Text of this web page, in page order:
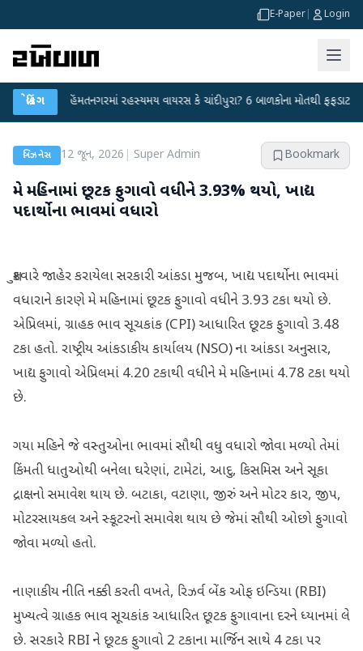
E-Paper Login
બ્રેકિંગ
હિંમતનગરમાં રહસ્યમય વાયરસ કે ચાંદીપુરા? 6 બાળકોના મોતથી ફફડાટ ●
બિઝનેસ 12 જૂન, 2026 Super Admin Bookmark
મે મહિનામાં છૂટક ફુગાવો વધીને 3.93% થયો, ખાદ્ય
પદાર્થોના ભાવમાં વધારો
શુક્રવારે જાહેર કરાયેલા સરકારી આંકડા મુજબ, ખાદ્ય પદાર્થોના ભાવમાં
વધારાને કારણે મે મહિનામાં છૂટક ફુગાવો વધીને 3.93 ટકા થયો છે.
એપ્રિલમાં, ગ્રાહક ભાવ સૂચકાંક (CPI) આધારિત છૂટક ફુગાવો 3.48
ટકા હતો. રાષ્ટ્રીય આંકડાકીય કાર્યાલય (NSO) ના આંકડા અનુસાર,
ખાદ્ય ફુગાવો એપ્રિલમાં 4.20 ટકાથી વધીને મે મહિનામાં 4.78 ટકા થયો
છે.
ગયા મહિને જે વસ્તુઓના ભાવમાં સૌથી વધુ વધારો જોવા મળ્યો તેમાં
કિંમતી ધાતુઓથી બનેલા ઘરેણાં, ટામેટાં, આદુ, કિસમિસ અને સૂકા
દ્રાક્ષનો સમાવેશ થાય છે. બટાકા, વટાણા, જીરું અને મોટર કાર, જીપ,
મોટરસાયકલ અને સ્કૂટરનો સમાવેશ થાય છે જેમાં સૌથી ઓછો ફુગાવો
જોવા મળ્યો હતો.
નાણાકીય નીતિ નક્કી કરતી વખતે, રિઝર્વ બેંક ઓફ ઇન્ડિયા (RBI)
મુખ્યત્વે ગ્રાહક ભાવ સૂચકાંક આધારિત છૂટક ફુગાવાના દરને ધ્યાનમાં લે
છે. સરકારે RBI ને છૂટક ફુગાવો 2 ટકાના માર્જિન સાથે 4 ટકા પર